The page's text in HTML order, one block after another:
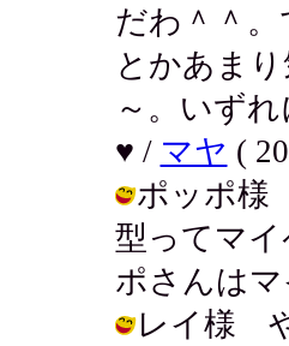
だわ＾＾
とかあま
～。いず
♥ / マヤ (
ポッポ様
型ってマ
ポさんはマ
レイ様